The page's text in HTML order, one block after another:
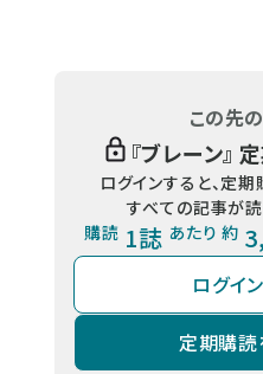
この先
『ブレーン』
ログインすると、定
すべての記事が読
購読 1誌 あたり 約
ログイ
定期購読